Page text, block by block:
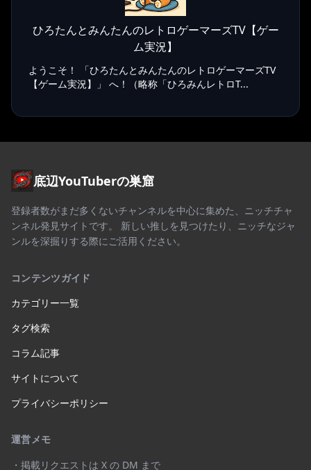
ひろたんとみんたんのレトロゲーマーズTV【ゲー
ム実況】
ようこそ！ 「ひろたんとみんたんのレトロゲーマーズTV
【ゲーム実況】」 へ！（略称「ひろみんレトロT...
底辺YouTuberの巣窟
登録者数がまだ多くないチャンネルを中心に集めた、ニッチチャ
ンネル発見サイトです。 新しい推しを見つけたり、ニッチなジャ
ンルを深掘りする際にご活用ください。
コンテンツガイド
カテゴリー一覧
タグ検索
コラム記事
サイトについて
プライバシーポリシー
運営メモ
・掲載リクエストは X の DM まで